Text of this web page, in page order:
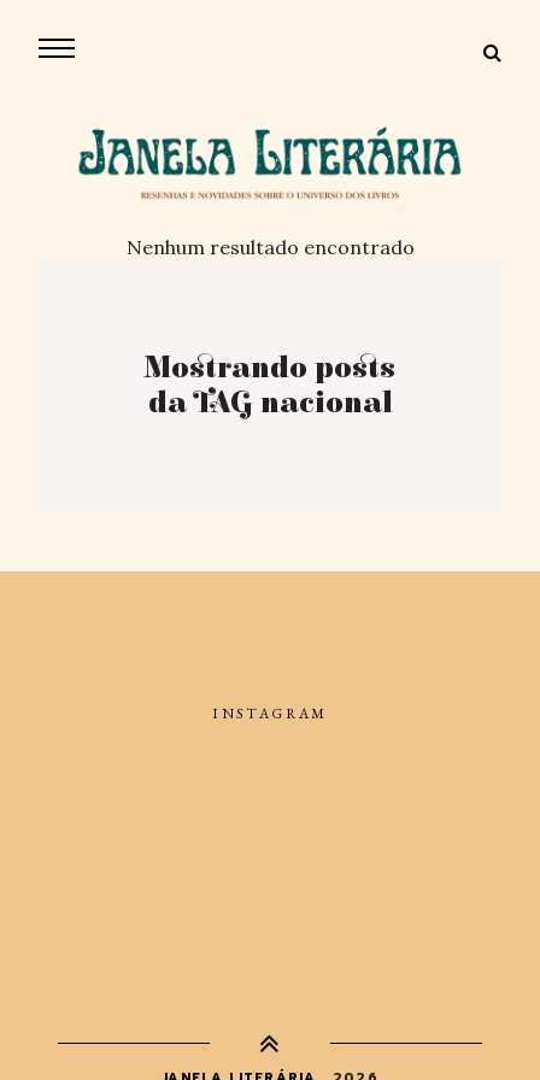
Nenhum resultado encontrado
Mostrando posts
da TAG nacional
INSTAGRAM